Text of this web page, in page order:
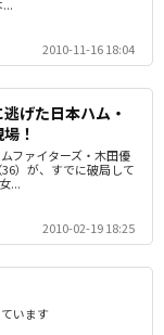
2010-11-16 18:04
げた日本ハム・
！
ファイターズ・木田優
）が、すでに破局して
...
2010-02-19 18:25
います